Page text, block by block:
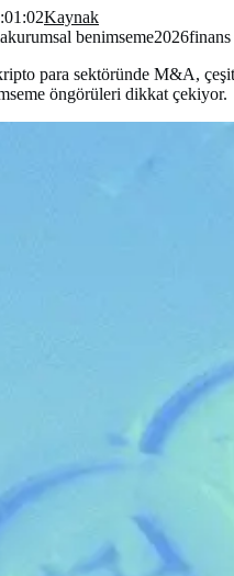
Kaynak
kurumsal benimseme2026finans
para sektöründe M&A,
öngörüleri dikkat çekiyor.